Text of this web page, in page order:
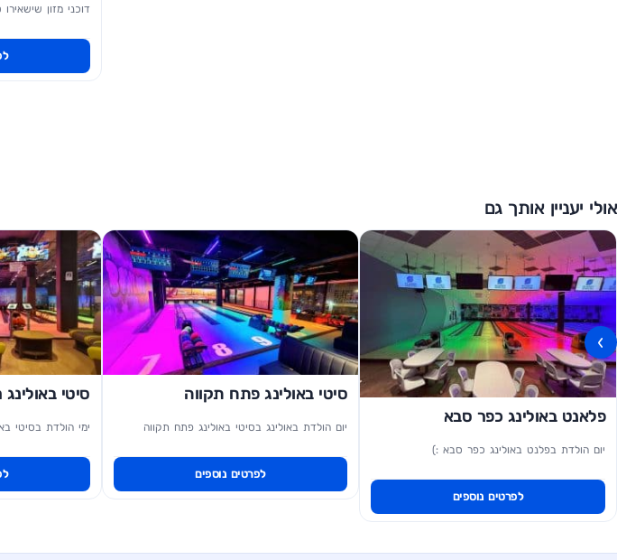
דוכני מזון
אולי יעניין אותך גם
פלאנט באולינג כפר סבא
יום הולדת בפלנט באולינג כפר סבא :)
לפרטים נוספים
סיטי באולינג פתח תקווה
יום הולדת באולינג בסיטי באולינג פתח תקווה
לפרטים נוספים
סיטי באולינג
ימי הולדת בסיטי
›